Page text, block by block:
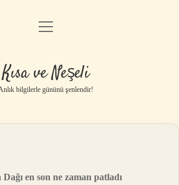
Anasayfa
Yasal Uyarı
menüyü
Kısa ve Neşeli
bilgilerle gününü şenlendir!
Dağı en son ne zaman patladı